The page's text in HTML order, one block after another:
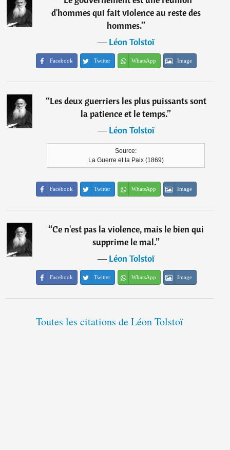
d'hommes qui fait violence au reste des
hommes.”
―Léon Tolstoï
Facebook Twitter WhatsApp Image
“Les deux guerriers les plus puissants sont
la patience et le temps.”
―Léon Tolstoï
Source:
La Guerre et la Paix (1869)
Facebook Twitter WhatsApp Image
“Ce n'est pas la violence, mais le bien qui
supprime le mal.”
―Léon Tolstoï
Facebook Twitter WhatsApp Image
Toutes les citations de Léon Tolstoï